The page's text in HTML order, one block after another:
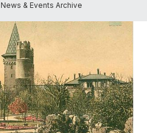
News & Events Archive